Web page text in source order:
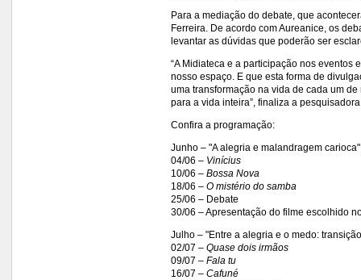
Para a mediação do debate, que
Ferreira. De acordo com Aureanice, os
levantar as dúvidas que poderão ser
“A Midiateca e a participação nos eventos
nosso espaço. E que esta forma de
uma transformação na vida de cada um
para a vida inteira”, finaliza a
Confira a programação:
Junho – "A alegria e malandragem carioca"
04/06 – Vinícius
10/06 – Bossa Nova
18/06 – O mistério do samba
25/06 – Debate
30/06 – Apresentação do filme escolhido
Julho – "Entre a alegria e o medo:
02/07 – Quase dois irmãos
09/07 – Fala tu
16/07 – Cafuné